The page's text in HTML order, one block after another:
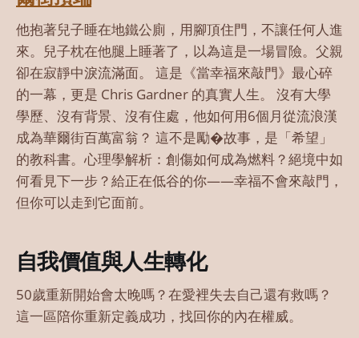
他抱著兒子睡在地鐵公廁，用腳頂住門，不讓任何人進
來。兒子枕在他腿上睡著了，以為這是一場冒險。父親
卻在寂靜中淚流滿面。 這是《當幸福來敲門》最心碎
的一幕，更是 Chris Gardner 的真實人生。 沒有大學
學歷、沒有背景、沒有住處，他如何用6個月從流浪漢
成為華爾街百萬富翁？ 這不是勵�故事，是「希望」
的教科書。心理學解析：創傷如何成為燃料？絕境中如
何看見下一步？給正在低谷的你——幸福不會來敲門，
但你可以走到它面前。
自我價值與人生轉化
50歲重新開始會太晚嗎？在愛裡失去自己還有救嗎？
這一區陪你重新定義成功，找回你的內在權威。